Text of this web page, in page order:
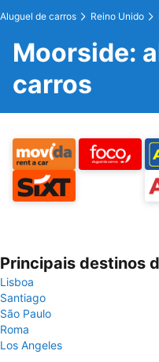
Aluguel de carros Reino Unido
Moorside:
carros
Principais destinos
Lisboa
Santiago
São Paulo
Roma
Los Angeles